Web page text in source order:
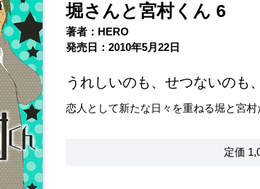
堀さんと宮村くん 6
著者：HERO
発売日：2010年5月22日
うれしいのも、せつないのも
恋人として新たな日々を重ねる堀と宮
定価